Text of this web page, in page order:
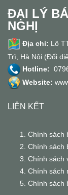
ĐẠI LÝ
NGHỊ
Địa chỉ: Lô
Trì, Hà Nội (Đối
Hotline:
Website:
LIÊN KẾT
Chính sách
Chính sách
Chính sách
Chính sách
Chính sách